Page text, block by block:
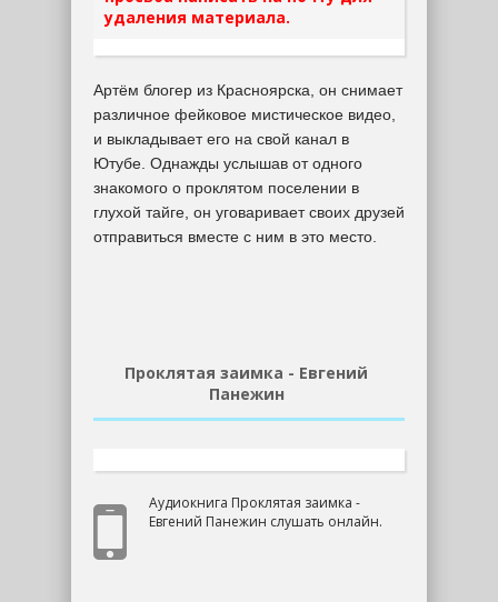
удаления материала.
Артём блогер из Красноярска, он снимает
различное фейковое мистическое видео,
и выкладывает его на свой канал в
Ютубе. Однажды услышав от одного
знакомого о проклятом поселении в
глухой тайге, он уговаривает своих друзей
отправиться вместе с ним в это место.
Проклятая заимка - Евгений
Панежин
Аудиокнига Проклятая заимка -
Евгений Панежин слушать онлайн.